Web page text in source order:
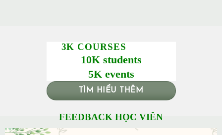
3K COURSES
10K students
5K events
TÌM HIỂU THÊM
FEEDBACK HỌC VIÊN